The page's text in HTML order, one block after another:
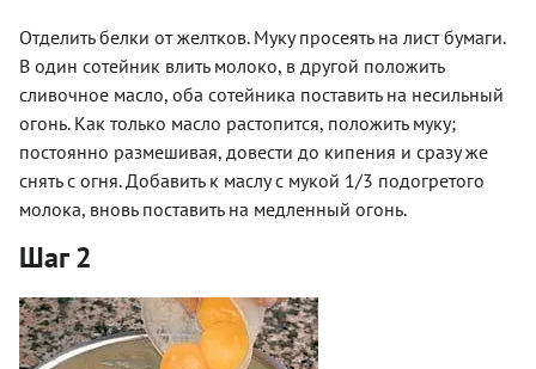
Отделить белки от желтков. Муку просеять на лист бумаги.
В один сотейник влить молоко, в другой положить
сливочное масло, оба сотейника поставить на несильный
огонь. Как только масло растопится, положить муку;
постоянно размешивая, довести до кипения и сразу же
снять с огня. Добавить к маслу с мукой 1/3 подогретого
молока, вновь поставить на медленный огонь.
Шаг 2